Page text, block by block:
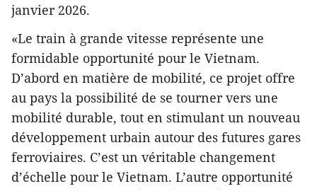
janvier 2026.
«Le train à grande vitesse représente une
formidable opportunité pour le Vietnam.
D’abord en matière de mobilité, ce projet offre
au pays la possibilité de se tourner vers une
mobilité durable, tout en stimulant un nouveau
développement urbain autour des futures gares
ferroviaires. C’est un véritable changement
d’échelle pour le Vietnam. L’autre opportunité